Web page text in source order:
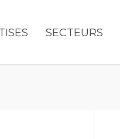
SECTEURS